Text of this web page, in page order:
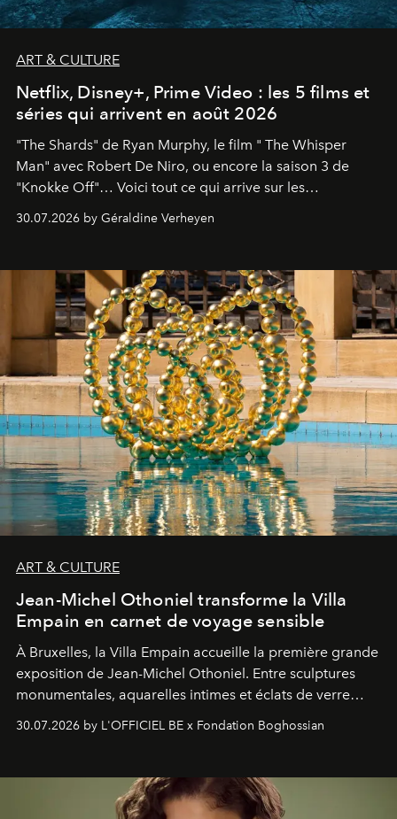
ART & CULTURE
Netflix, Disney+, Prime Video : les 5 films et
séries qui arrivent en août 2026
"The Shards" de Ryan Murphy, le film " The Whisper
Man" avec Robert De Niro, ou encore la saison 3 de
"Knokke Off"… Voici tout ce qui arrive sur les
30.07.2026 by Géraldine Verheyen
ART & CULTURE
Jean-Michel Othoniel transforme la Villa
Empain en carnet de voyage sensible
À Bruxelles, la Villa Empain accueille la première grande
exposition de Jean-Michel Othoniel. Entre sculptures
monumentales, aquarelles intimes et éclats de verre
émotionnel où chaque œuvre devient le souvenir
émerveillement.
30.07.2026 by L'OFFICIEL BE x Fondation Boghossian